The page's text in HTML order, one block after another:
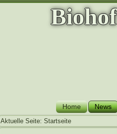
Home News
Aktuelle Seite: Startseite